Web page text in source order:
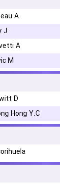
A.
A.
M.
D.
Hong Y.C.